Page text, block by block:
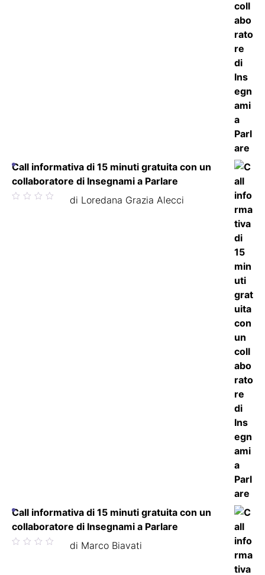
Call informativa di 15 minuti gratuita con un
collaboratore di Insegnami a Parlare
Valutato di Loredana Grazia Alecci
Call informativa di 15 minuti gratuita con un
collaboratore di Insegnami a Parlare
Valutato di Marco Biavati